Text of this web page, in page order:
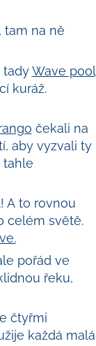
tam na ně
tadyWave pool
kuráž.
čekali na
aby vyzvali ty
tahle
! A to rovnou
celém světě.
pořád ve
řeku,
čtyřmi
každá malá